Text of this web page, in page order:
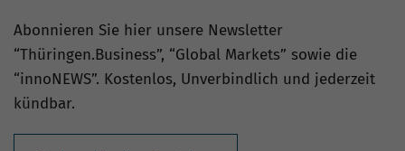
Abonnieren Sie hier unsere Newsletter
“Thüringen.Business”, “Global Markets” sowie die
“innoNEWS”. Kostenlos, Unverbindlich und jederzeit
kündbar.